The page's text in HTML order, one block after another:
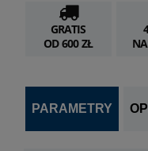
GRATIS
OD 600 ZŁ
PARAMETRY